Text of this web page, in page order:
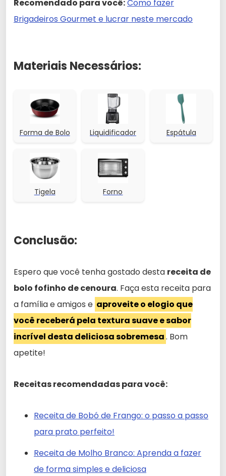
Recomendado para você:Como fazer
Brigadeiros Gourmet e lucrar neste mercado
Materiais Necessários:
Forma de Bolo Liquidificador Espátula
Tigela Forno
Conclusão:
Espero que você tenha gostado desta receita de
bolo fofinho de cenoura. Faça esta receita para
a família e amigos e aproveite o elogio que
você receberá pela textura suave e sabor
incrível desta deliciosa sobremesa. Bom
apetite!
Receitas recomendadas para você:
Receita de Bobó de Frango: o passo a passo
para prato perfeito!
Receita de Molho Branco: Aprenda a fazer
de forma simples e deliciosa